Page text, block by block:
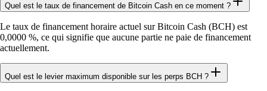
Quel est le taux de financement de Bitcoin Cash en ce moment ?
Le taux de financement horaire actuel sur Bitcoin Cash (BCH) est
0,0000 %, ce qui signifie que aucune partie ne paie de financement
actuellement.
Quel est le levier maximum disponible sur les perps BCH ?